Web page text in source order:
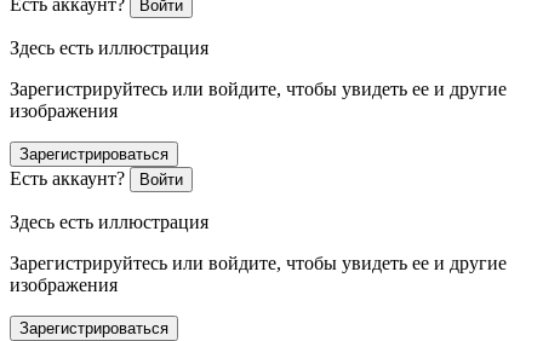
Есть аккаунт? Войти
Здесь есть иллюстрация
Зарегистрируйтесь или войдите, чтобы увидеть ее и другие
изображения
Зарегистрироваться
Есть аккаунт? Войти
Здесь есть иллюстрация
Зарегистрируйтесь или войдите, чтобы увидеть ее и другие
изображения
Зарегистрироваться